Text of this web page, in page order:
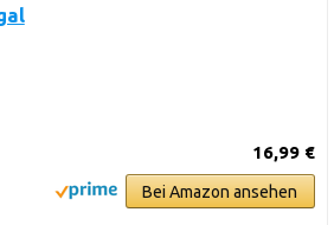
16,99 €
Bei Amazon ansehen